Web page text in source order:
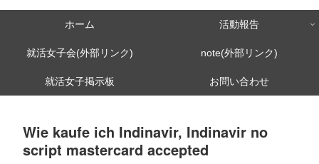
ホーム 活動報告
就活女子会(外部リンク) note(外部リンク)
就活女子掲示板 お問い合わせ
Wie kaufe ich Indinavir, Indinavir no
script mastercard accepted